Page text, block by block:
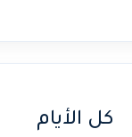
كل الأيام